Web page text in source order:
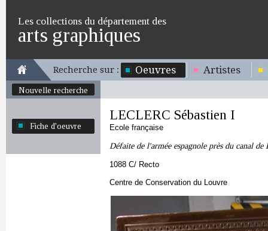
Les collections du département des
arts graphiques
Recherche sur : Oeuvres Artistes
Nouvelle recherche
Fiche d'oeuvre
LECLERC Sébastien I
Ecole française
Défaite de l'armée espagnole près du canal de
1088 C/ Recto
Centre de Conservation du Louvre